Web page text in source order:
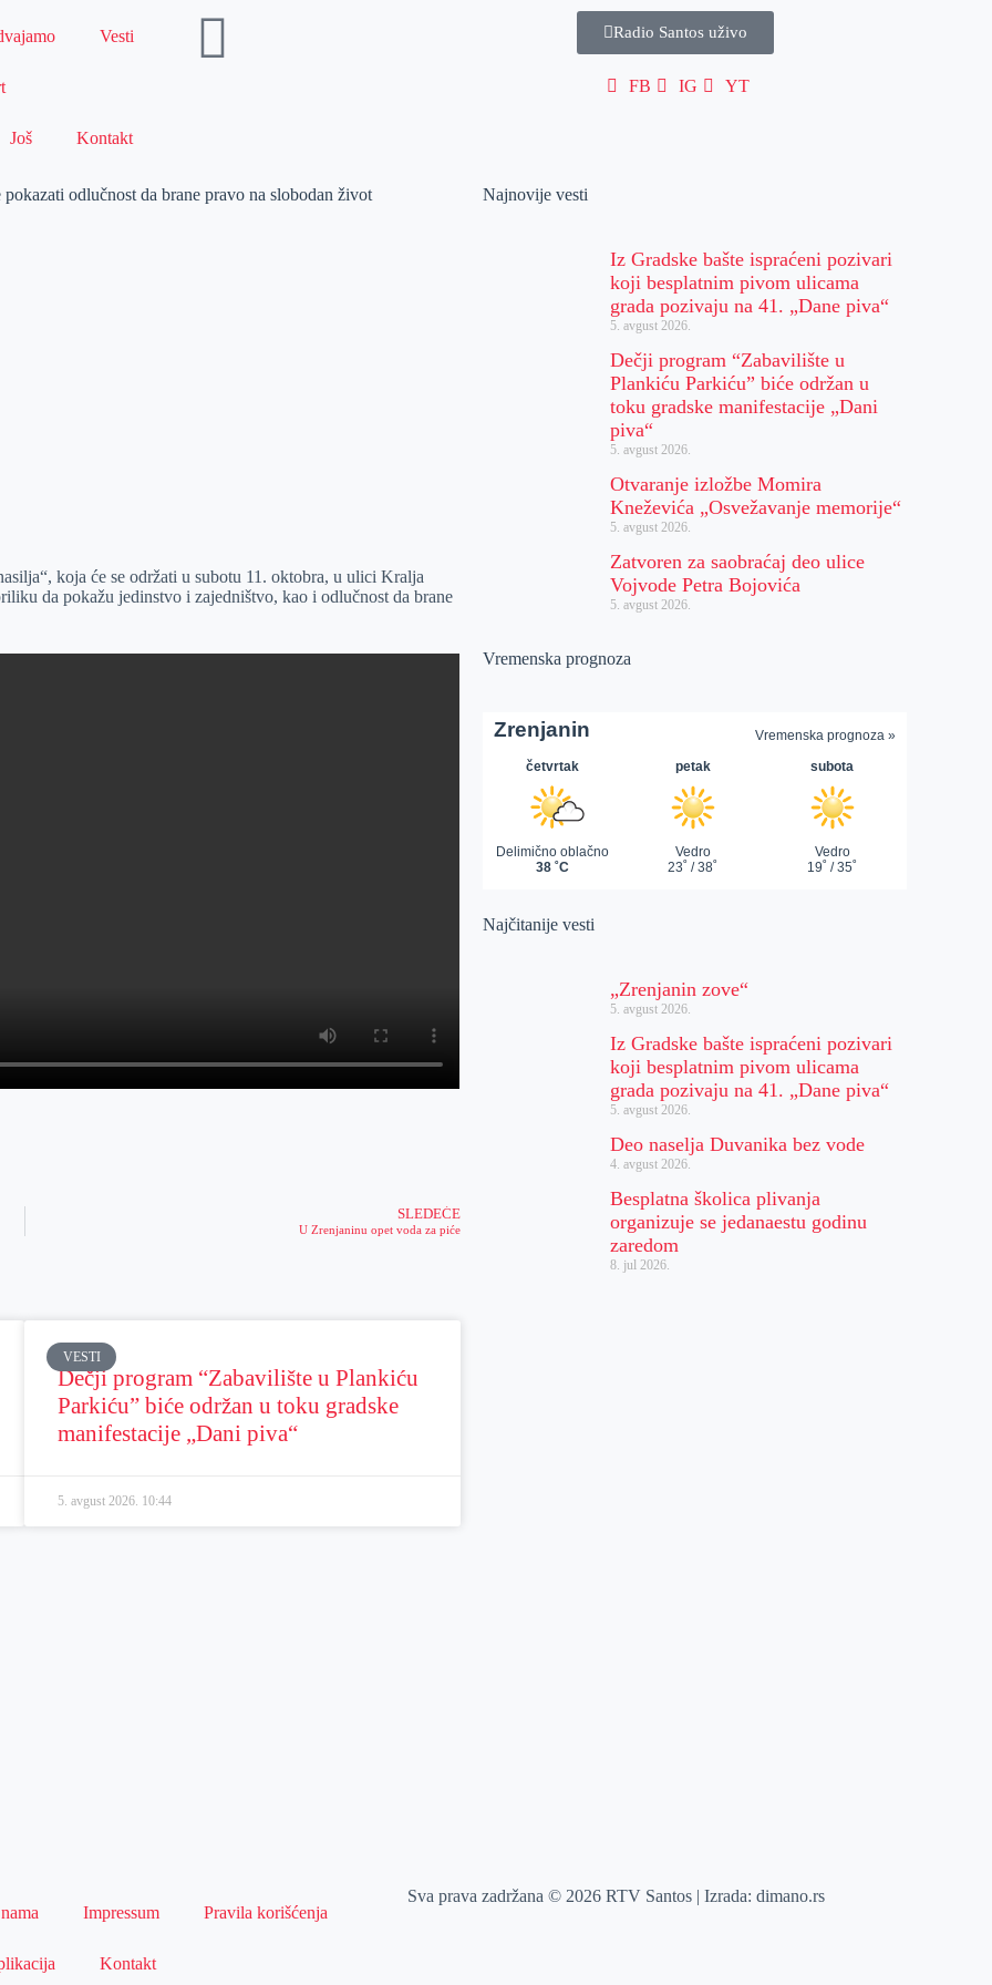
Vesti
Još Kontakt
Radio Santos uživo
FB IG YT
odlučnost da brane pravo na slobodan život
koja će se održati u subotu 11. oktobra, u ulici Kralja
da pokažu jedinstvo i zajedništvo, kao i odlučnost da brane
SLEDEĆE
U Zrenjaninu opet voda za piće
VESTI
Dečji program “Zabavilište u Plankiću
Parkiću” biće održan u toku gradske
manifestacije „Dani piva“
5. avgust 2026. 10:44
Najnovije vesti
Iz Gradske bašte ispraćeni pozivari
koji besplatnim pivom ulicama
grada pozivaju na 41. „Dane piva“
5. avgust 2026.
Dečji program “Zabavilište u
Plankiću Parkiću” biće održan u
toku gradske manifestacije „Dani
piva“
5. avgust 2026.
Otvaranje izložbe Momira
Kneževića „Osvežavanje memorije“
5. avgust 2026.
Zatvoren za saobraćaj deo ulice
Vojvode Petra Bojovića
5. avgust 2026.
Vremenska prognoza
Najčitanije vesti
„Zrenjanin zove“
5. avgust 2026.
Iz Gradske bašte ispraćeni pozivari
koji besplatnim pivom ulicama
grada pozivaju na 41. „Dane piva“
5. avgust 2026.
Deo naselja Duvanika bez vode
4. avgust 2026.
Besplatna školica plivanja
organizuje se jedanaestu godinu
zaredom
8. jul 2026.
Impressum Pravila korišćenja
Kontakt
Sva prava zadržana © 2026 RTV Santos | Izrada:dimano.rs